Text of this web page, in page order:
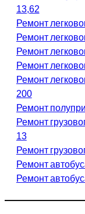
13,62
Ремонт
Ремонт
Ремонт
Ремонт
Ремонт
200
Ремонт
Ремонт
13
Ремонт
Ремонт
Ремонт